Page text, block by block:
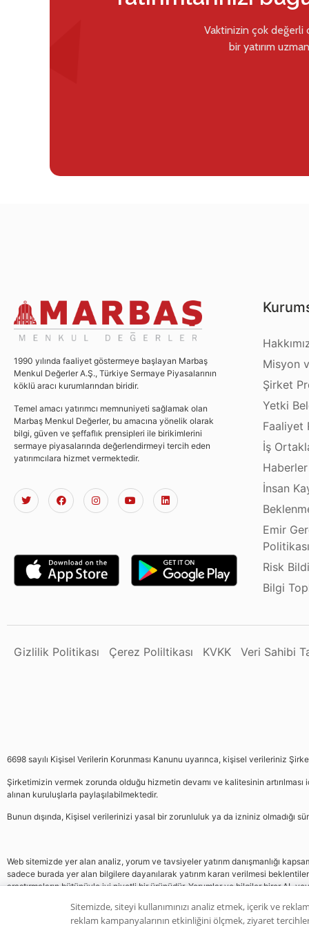
Vaktinizin çok değerli
bir yatırım
1990 yılında faaliyet göstermeye başlayan Marbaş
Menkul Değerler A.Ş., Türkiye Sermaye Piyasalarının
köklü aracı kurumlarından biridir.
Temel amacı yatırımcı memnuniyeti sağlamak olan
Marbaş Menkul Değerler, bu amacına yönelik olarak
bilgi, güven ve şeffaflık prensipleri ile birikimlerini
sermaye piyasalarında değerlendirmeyi tercih eden
yatırımcılara hizmet vermektedir.
Misyon
Şirket
Yetki
Faaliyet
İş
İnsan
Emir
Politikası
Risk
Bilgi
Gizlilik Politikası Çerez Poliltikası KVKK Veri Sahibi
6698 sayılı Kişisel Verilerin Korunması Kanunu uyarınca, kişisel verileriniz
Şirketimizin vermek zorunda olduğu hizmetin devamı ve kalitesinin
alınan kuruluşlarla paylaşılabilmektedir.
Bunun dışında, Kişisel verilerinizi yasal bir zorunluluk ya da izniniz olmadığı
Web sitemizde yer alan analiz, yorum ve tavsiyeler yatırım danışmanlığı
sadece burada yer alan bilgilere dayanılarak yatırım kararı verilmesi
araştırmaların bütünüyle iyi niyetli bir ürünüdür. Yorumlar ve bilgiler birer AL
Sitemizde, siteyi kullanımınızı analiz etmek, içerik ve
reklam kampanyalarının etkinliğini ölçmek, ziyaret